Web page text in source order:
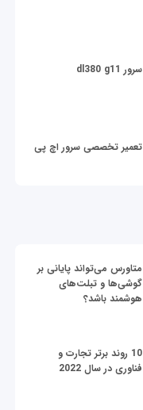
سرور dl380 g11
تعمیر تخصصی سرور اچ پی
متاورس می‌تواند پایانی بر
گوشی‌ها و تبلت‌های
هوشمند باشد؟
10 روند برتر تجارت و
فناوری در سال 2022